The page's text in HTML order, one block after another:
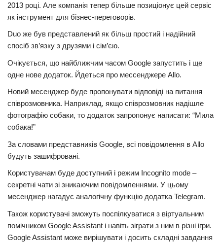
2013 році. Але компанія тепер більше позиціонує цей сервіс
як інструмент для бізнес-переговорів.
Duo же був представлений як більш простий і надійний
спосіб зв’язку з друзями і сім’єю.
Очікується, що найближчим часом Google запустить і ще
одне нове додаток. Йдеться про мессенджере Allo.
Новий месенджер буде пропонувати відповіді на питання
співрозмовника. Наприклад, якщо співрозмовник надішле
фотографію собаки, то додаток запропонує написати: “Мила
собака!”
За словами представників Google, всі повідомлення в Allo
будуть зашифровані.
Користувачам буде доступний і режим Incognito mode –
секретні чати зі зникаючим повідомленнями. У цьому
месенджер нагадує аналогічну функцію додатка Telegram.
Також користувачі зможуть поспілкуватися з віртуальним
помічником Google Assistant і навіть зіграти з ним в різні ігри.
Google Assistant може вирішувати і досить складні завдання